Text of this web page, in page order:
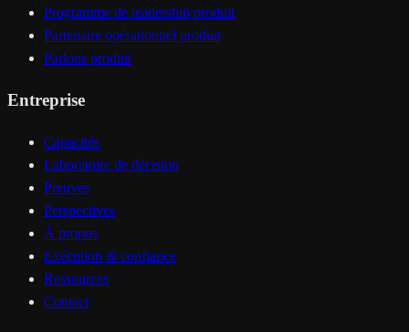
Programme de leadership produit
Partenaire opérationnel produit
Parlons produit
Entreprise
Capacités
Laboratoire de décision
Preuves
Perspectives
À propos
Exécution & confiance
Ressources
Contact